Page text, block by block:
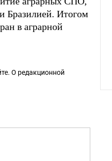
Бразилией. Итогом
в аграрной
О редакционной